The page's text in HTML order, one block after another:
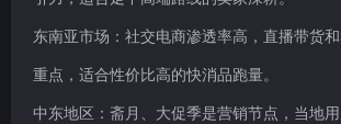
东南亚市场：社交电商渗透率高，直播带货
重点，适合性价比高的快消品跑量。
中东地区：斋月、大促季是营销节点，当地